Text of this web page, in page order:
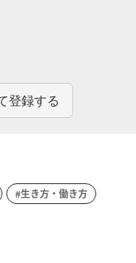
#生き方・働き方